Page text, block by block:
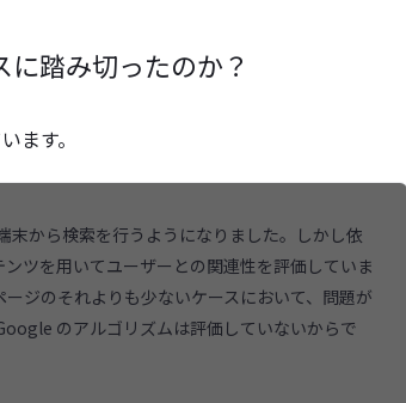
踏み切ったのか？
ます。
から検索を行うようになりました。しかし依
ツを用いてユーザーとの関連性を評価していま
ジのそれよりも少ないケースにおいて、問題が
のアルゴリズムは評価していないからで